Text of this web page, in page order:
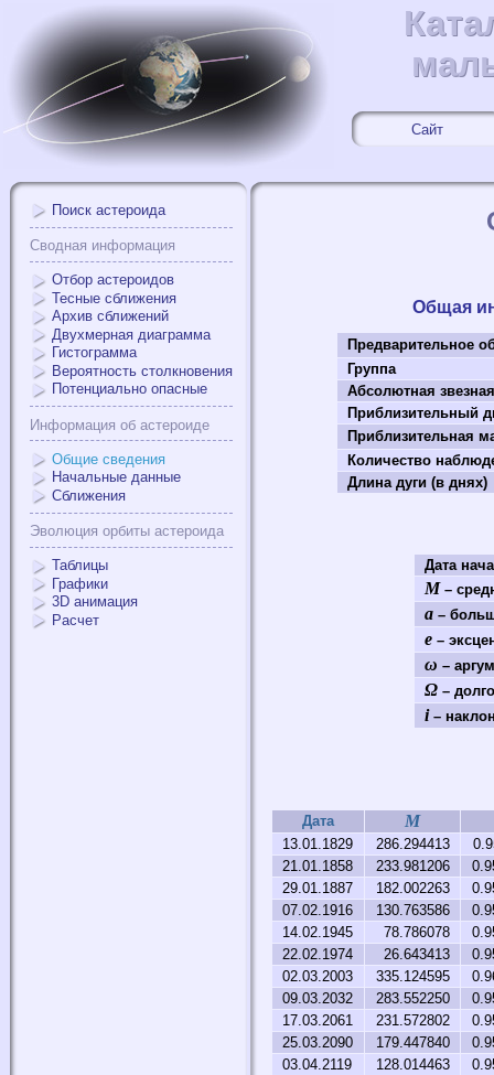
Сайт
Поиск астероида
Сводная информация
Отбор астероидов
Тесные сближения
Архив сближений
Двухмерная диаграмма
Гистограмма
Вероятность столкновения
Потенциально опасные
Информация об астероиде
Общие сведения
Начальные данные
Сближения
Эволюция орбиты астероида
Таблицы
Графики
3D анимация
Расчет
Общая
Предварительное
Группа
Абсолютная
Приблизительный
Приблизительная
Количество
Длина дуги (в днях)
Дата
M –
a–
e–
ω –
Ω–
i–
Дата M
13.01.1829 286.294413
21.01.1858
233.981206
29.01.1887
182.002263
07.02.1916
130.763586
14.02.1945
78.786078
22.02.1974
26.643413
02.03.2003
335.124595
09.03.2032
283.552250
17.03.2061
231.572802
25.03.2090
179.447840
03.04.2119
128.014463